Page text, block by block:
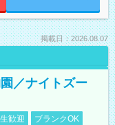
掲載日：2026.08.07
／ナイトズー
歓迎 ブランクOK